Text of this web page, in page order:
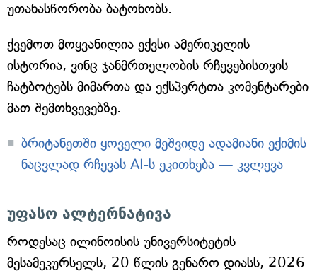
უთანასწორობა ბატონობს.
ქვემოთ მოყვანილია ექვსი ამერიკელის
ისტორია, ვინც ჯანმრთელობის რჩევებისთვის
ჩატბოტებს მიმართა და ექსპერტთა კომენტარები
მათ შემთხვევებზე.
ბრიტანეთში ყოველი მეშვიდე ადამიანი ექიმის
ნაცვლად რჩევას AI-ს ეკითხება — კვლევა
უფასო ალტერნატივა
როდესაც ილინოისის უნივერსიტეტის
მესამეკურსელს, 20 წლის გენარო დიასს, 2026